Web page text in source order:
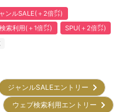
ンルSALE(＋2倍㌽)
索利用(＋1倍㌽) SPU(＋2倍㌽)
ジャンルSALEエントリー
ウェブ検索利用エントリー